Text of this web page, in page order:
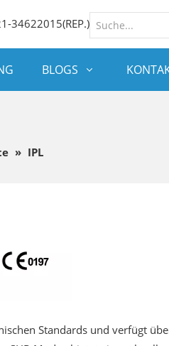
34622015(REP.)
BLOGS
» IPL
Standards und verfügt